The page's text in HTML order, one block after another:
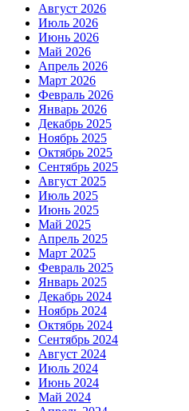
Август 2026
Июль 2026
Июнь 2026
Май 2026
Апрель 2026
Март 2026
Февраль 2026
Январь 2026
Декабрь 2025
Ноябрь 2025
Октябрь 2025
Сентябрь 2025
Август 2025
Июль 2025
Июнь 2025
Май 2025
Апрель 2025
Март 2025
Февраль 2025
Январь 2025
Декабрь 2024
Ноябрь 2024
Октябрь 2024
Сентябрь 2024
Август 2024
Июль 2024
Июнь 2024
Май 2024